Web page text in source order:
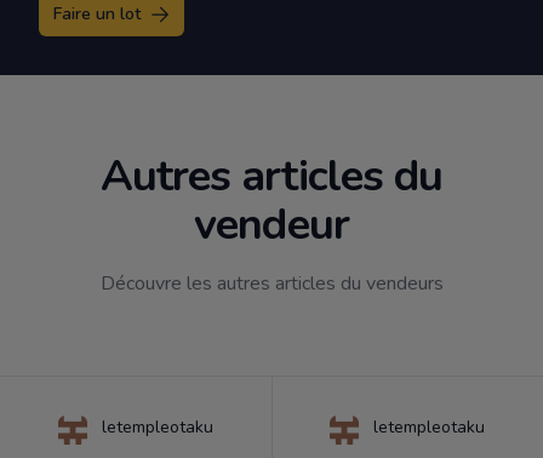
Faire un lot
Autres articles du
vendeur
Découvre les autres articles du vendeurs
letempleotaku letempleotaku